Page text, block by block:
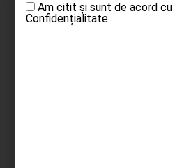
Am citit și sunt de acord cu
Confidențialitate.